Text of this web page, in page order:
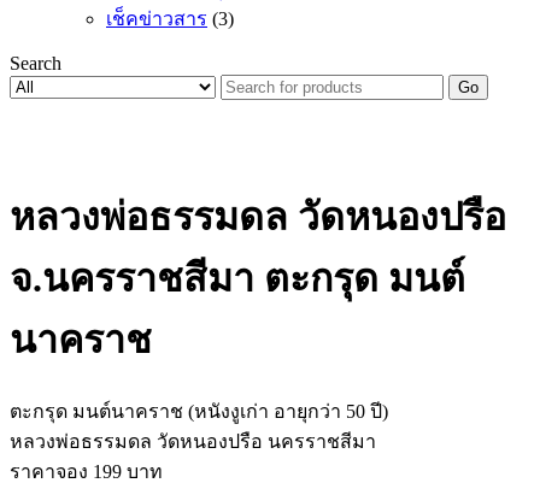
เช็คข่าวสาร (3)
Search
Go
หลวงพ่อธรรมดล วัดหนองปรือ
จ.นครราชสีมา ตะกรุด มนต์
นาคราช
ตะกรุด มนต์นาคราช (หนังงูเก่า อายุกว่า 50 ปี)
หลวงพ่อธรรมดล วัดหนองปรือ นครราชสีมา
ราคาจอง 199 บาท